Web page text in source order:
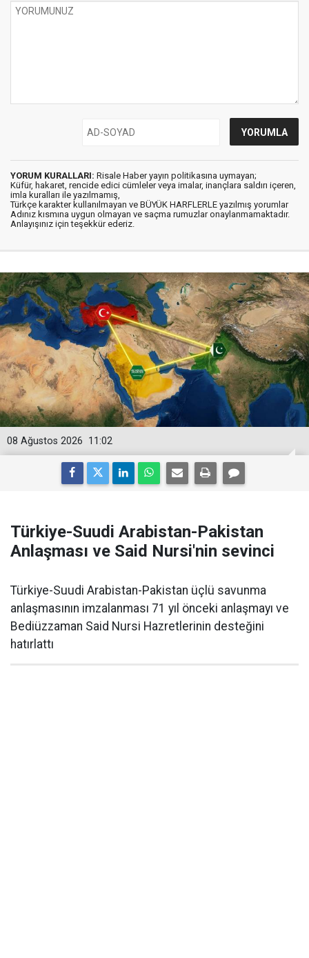
YORUM KURALLARI: Risale Haber yayın politikasına uymayan;
Küfür, hakaret, rencide edici cümleler veya imalar, inançlara saldırı içeren,
imla kuralları ile yazılmamış,
Türkçe karakter kullanılmayan ve BÜYÜK HARFLERLE yazılmış yorumlar
Adınız kısmına uygun olmayan ve saçma rumuzlar onaylanmamaktadır.
Anlayışınız için teşekkür ederiz.
11:02
08 Ağustos 2026
Türkiye-Suudi Arabistan-Pakistan
Anlaşması ve Said Nursi'nin sevinci
Türkiye-Suudi Arabistan-Pakistan üçlü savunma
anlaşmasının imzalanması 71 yıl önceki anlaşmayı ve
Bediüzzaman Said Nursi Hazretlerinin desteğini
hatırlattı